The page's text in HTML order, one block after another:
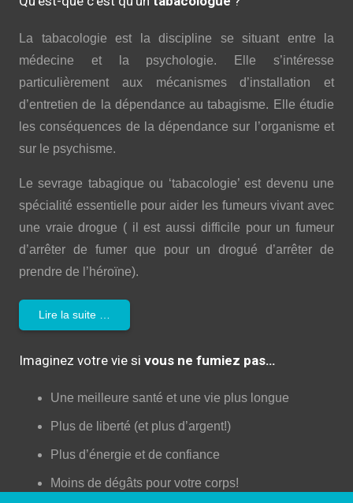
La tabacologie est la discipline se situant entre la
médecine et la psychologie. Elle s’intéresse
particulièrement aux mécanismes d’installation et
d’entretien de la dépendance au tabagisme. Elle étudie
les conséquences de la dépendance sur l’organisme et
sur le psychisme.
Le sevrage tabagique ou ‘tabacologie’ est devenu une
spécialité essentielle pour aider les fumeurs vivant avec
une vraie drogue ( il est aussi difficile pour un fumeur
d’arrêter de fumer que pour un drogué d’arrêter de
prendre de l’héroïne).
Lire la suite …
Imaginez votre vie si vous ne fumiez pas…
Une meilleure santé et une vie plus longue
Plus de liberté (et plus d’argent!)
Plus d’énergie et de confiance
Moins de dégâts pour votre corps!